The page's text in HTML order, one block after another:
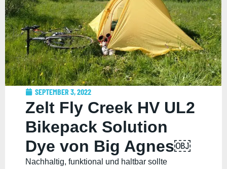
SEPTEMBER 3, 2022
Zelt Fly Creek HV UL2
Bikepack Solution
Dye von Big Agnes￼
Nachhaltig, funktional und haltbar sollte